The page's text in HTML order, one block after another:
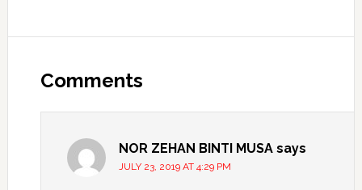
Comments
NOR ZEHAN BINTI MUSA says
JULY 23, 2019 AT 4:29 PM